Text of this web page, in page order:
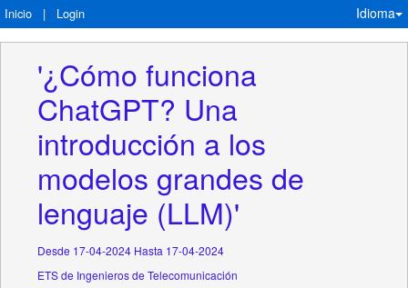
Inicio | Login Idioma
'¿Cómo funciona
ChatGPT? Una
introducción a los
modelos grandes de
lenguaje (LLM)'
Desde 17-04-2024 Hasta 17-04-2024
ETS de Ingenieros de Telecomunicación